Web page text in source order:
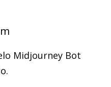
Midjourney Bot